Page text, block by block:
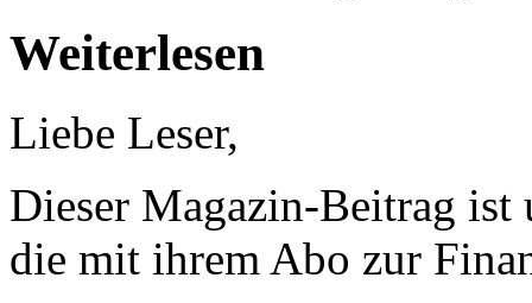
Weiterlesen
Liebe Leser,
Dieser Magazin-Beitrag ist
die mit ihrem Abo zur